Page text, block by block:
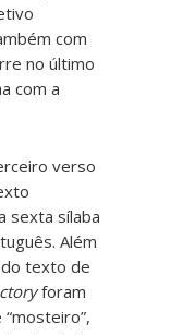
com
no último
com a
verso
sexta sílaba
Além
texto de
foram